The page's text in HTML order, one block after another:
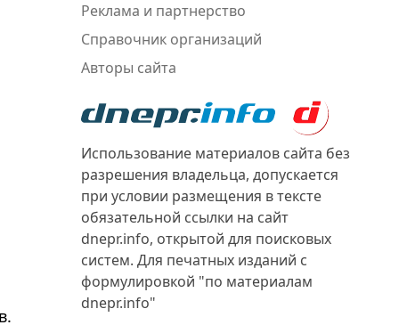
Реклама и партнерство
Справочник организаций
Авторы сайта
Использование материалов сайта без
разрешения владельца, допускается
при условии размещения в тексте
обязательной ссылки на сайт
dnepr.info, открытой для поисковых
систем. Для печатных изданий с
формулировкой "по материалам
dnepr.info"